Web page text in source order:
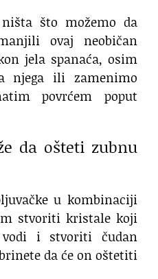
što možemo da
ovaj neobičan
jela spanaća, osim
njega ili zamenimo
povrćem poput
da ošteti zubnu
u kombinaciji
stvoriti kristale koji
i stvoriti čudan
da će on oštetiti